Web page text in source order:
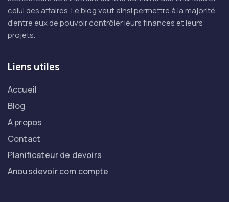
Liens utiles
Accueil
A propos
Contact
Planificateur de devoirs
Anousdevoir.com compte
Catégories